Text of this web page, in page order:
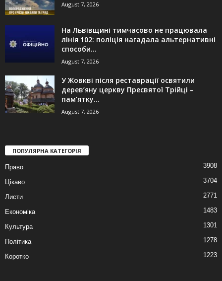
August 7, 2026
На Львівщині тимчасово не працювала
лінія 102: поліція нагадала альтернативні
способи...
August 7, 2026
У Жовкві після реставрації освятили
дерев’яну церкву Пресвятої Трійці –
пам’ятку...
August 7, 2026
ПОПУЛЯРНА КАТЕГОРІЯ
Право 3908
Цікаво 3704
Листи 2771
Економіка 1483
Культура 1301
Політика 1278
Коротко 1223